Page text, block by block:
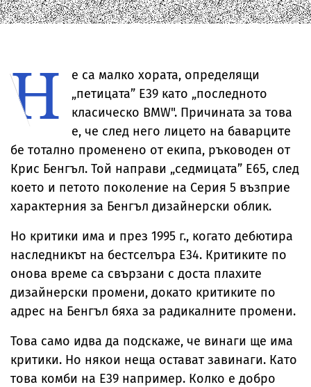
Н
е са малко хората, определящи
„петицата” Е39 като „последното
класическо BMW". Причината за това
е, че след него лицето на баварците
бе тотално променено от екипа, ръководен от
Крис Бенгъл. Той направи „седмицата” Е65, след
което и петото поколение на Серия 5 възприе
характерния за Бенгъл дизайнерски облик.
Но критики има и през 1995 г., когато дебютира
наследникът на бестселъра E34. Критиките по
онова време са свързани с доста плахите
дизайнерски промени, докато критиките по
адрес на Бенгъл бяха за радикалните промени.
Това само идва да подскаже, че винаги ще има
критики. Но някои неща остават завинаги. Като
това комби на Е39 например. Колко е добро